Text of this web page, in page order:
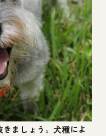
ましょう。犬種によ